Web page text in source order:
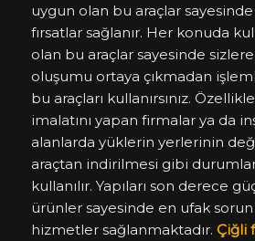
uygun olan bu araçlar
fırsatlar sağlanır. Her konuda
olan bu araçlar sayesinde
oluşumu ortaya çıkmadan
bu araçları kullanırsınız.
imalatını yapan firmalar ya da
alanlarda yüklerin yerlerinin
araçtan indirilmesi gibi
kullanılır. Yapıları son derece
ürünler sayesinde en ufak
hizmetler sağlanmaktadır. Çiğli